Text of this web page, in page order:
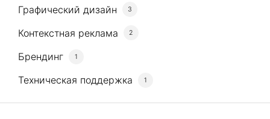
Графический дизайн 3
Контекстная реклама 2
Брендинг 1
Техническая поддержка 1